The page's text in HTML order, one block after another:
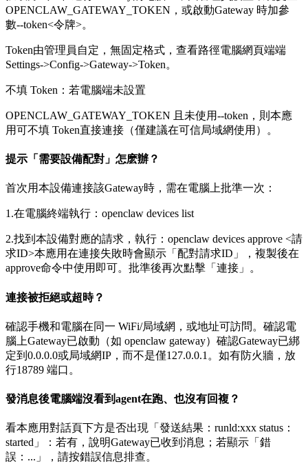
OPENCLAW_GATEWAY_TOKEN，或啟動Gateway 時加參
數--token<令牌>。
Token由管理員自定，無固定格式，查看路徑電腦網頁端端
Settings->Config->Gateway->Token。
不填 Token：若電腦端未設置
OPENCLAW_GATEWAY_TOKEN 且未使用--token，則本應
用可不填 Token直接連接（僅建議在可信局域網使用）。
提示「需要設備配對」怎麽辦？
首次用本設備連接該Gateway時，需在電腦上批準一次：
1.在電腦終端執行：openclaw devices list
2.找到本設備對應的請求，執行：openclaw devices approve <請
求ID>本應用在連接失敗時會顯示「配對請求ID」，複製後在
approve命令中使用即可。批準後再次點擊「連接」。
連接被拒絕或超時？
確認手機和電腦在同一 WiFi/局域網，或地址可訪問。確認電
腦上Gateway已啟動（如 openclaw gateway）確認Gateway已綁
定到0.0.0.0或局域網IP，而不是僅127.0.0.1。如有防火牆，放
行18789 端口。
發消息後電腦端沒看到agent在跑、也沒有回複？
看本應用對話頁下方是否出現「發送結果：runld:xxx status：
started」：若有，說明Gateway已收到消息；若顯示「錯
誤：...」，請按錯誤信息排查。